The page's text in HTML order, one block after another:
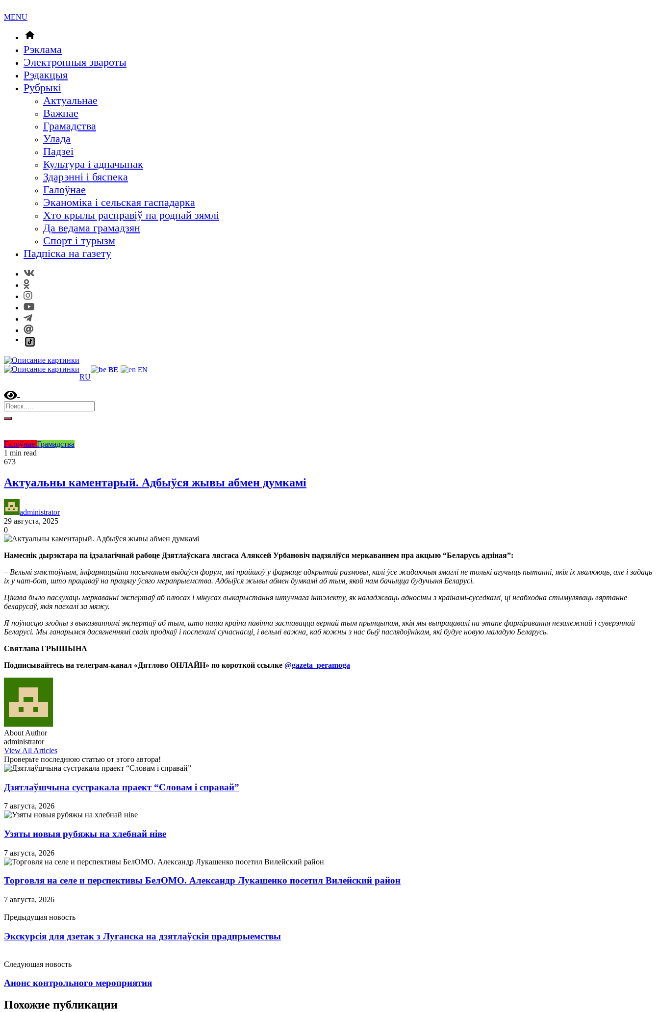
MENU
Рэклама
Электронныя звароты
Рэдакцыя
Рубрыкi
Актуальнае
Важнае
Грамадства
Улада
Падзеі
Культура і адпачынак
Здарэнні і бяспека
Галоўнае
Эканоміка і сельская гаспадарка
Хто крылы расправіў на роднай зямлі
Да ведама грамадзян
Спорт і турызм
Падпіска на газету
RU
BE EN
Галоўнае Грамадства
1 min read
673
Актуальны каментарый. Адбыўся жывы абмен думкамі
administrator
29 августа, 2025
0
Намеснік дырэктара па ідэалагічнай рабоце Дзятлаўскага лясгаса Аляксей Урбановіч падзяліўся меркаваннем пра акцыю “Беларусь адзіная”:
– Вельмі змястоўным, інфармацыйна насычаным выдаўся форум, які прайшоў у фармаце адкрытай размовы, калі ўсе жадаючыя змаглі не толькі агучыць пытанні, якія іх хвалююць, але і задаць
іх у чат-бот, што працаваў на працягу ўсяго мерапрыемства. Адбыўся жывы абмен думкамі аб тым, якой нам бачыцца будучыня Беларусі.
Цікава было паслухаць меркаванні экспертаў аб плюсах і мінусах выкарыстання штучнага інтэлекту, як наладжваць адносіны з краінамі-суседкамі, ці неабходна стымуляваць вяртанне
беларусаў, якія паехалі за мяжу.
Я поўнасцю згодны з выказваннямі экспертаў аб тым, што наша краіна павінна заставацца вернай тым прынцыпам, якія мы выпрацавалі на этапе фарміравання незалежнай і суверэннай
Беларусі. Мы ганарымся дасягненнямі сваіх продкаў і поспехамі сучаснасці, і вельмі важна, каб кожны з нас быў паслядоўнікам, які будуе новую маладую Беларусь.
Святлана ГРЫШЫНА
Подписывайтесь на телеграм-канал «Дятлово ОНЛАЙН» по короткой ссылке @gazeta_peramoga
About Author
administrator
View All Articles
Проверьте последнюю статью от этого автора!
Дзятлаўшчына сустракала праект “Словам і справай”
7 августа, 2026
Узяты новыя рубяжы на хлебнай ніве
7 августа, 2026
Торговля на селе и перспективы БелОМО. Александр Лукашенко посетил Вилейский район
7 августа, 2026
Предыдущая новость
Экскурсія для дзетак з Луганска на дзятлаўскія прадпрыемствы
Следующая новость
Анонс контрольного мероприятия
Похожие публикации